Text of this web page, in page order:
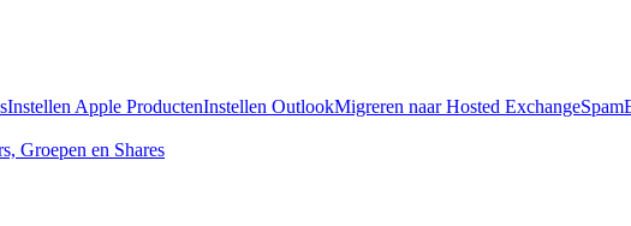
Instellen Apple ProductenInstellen OutlookMigreren naar Hosted Exchange
Groepen en Shares